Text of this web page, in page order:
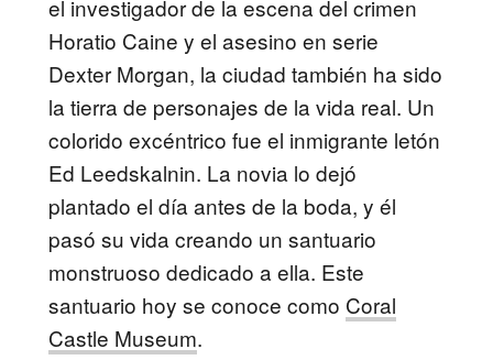
el investigador de la escena del crimen
Horatio Caine y el asesino en serie
Dexter Morgan, la ciudad también ha sido
la tierra de personajes de la vida real. Un
colorido excéntrico fue el inmigrante letón
Ed Leedskalnin. La novia lo dejó
plantado el día antes de la boda, y él
pasó su vida creando un santuario
monstruoso dedicado a ella. Este
santuario hoy se conoce como Coral
Castle Museum.